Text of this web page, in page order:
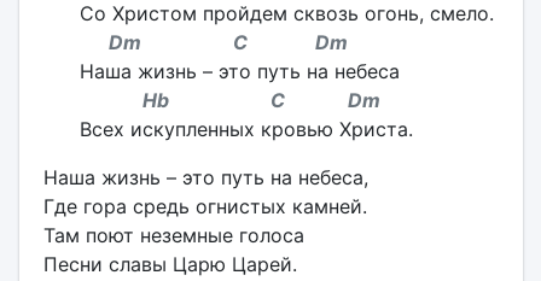
Со Христом пройдем сквозь огонь, смело.
Dm C Dm
Наша жизнь – это путь на небеса
Hb C Dm
Всех искупленных кровью Христа.
Наша жизнь – это путь на небеса,
Где гора средь огнистых камней.
Там поют неземные голоса
Песни славы Царю Царей.